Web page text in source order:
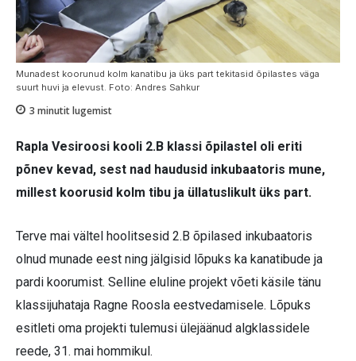
Munadest koorunud kolm kanatibu ja üks part tekitasid õpilastes väga
suurt huvi ja elevust. Foto: Andres Sahkur
3 minutit lugemist
Rapla Vesiroosi kooli 2.B klassi õpilastel oli eriti
põnev kevad, sest nad haudusid inkubaatoris mune,
millest koorusid kolm tibu ja üllatuslikult üks part.
Terve mai vältel hoolitsesid 2.B õpilased inkubaatoris
olnud munade eest ning jälgisid lõpuks ka kanatibude ja
pardi koorumist. Selline eluline projekt võeti käsile tänu
klassijuhataja Ragne Roosla eestvedamisele. Lõpuks
esitleti oma projekti tulemusi ülejäänud algklassidele
reede, 31. mai hommikul.